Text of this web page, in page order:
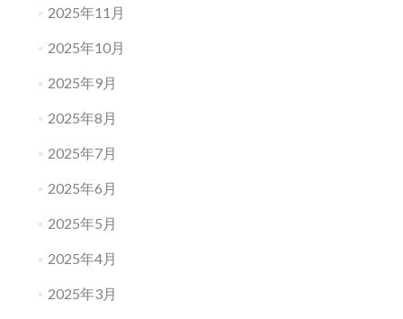
2025年11月
2025年10月
2025年9月
2025年8月
2025年7月
2025年6月
2025年5月
2025年4月
2025年3月